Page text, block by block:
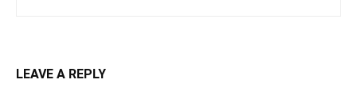
LEAVE A REPLY